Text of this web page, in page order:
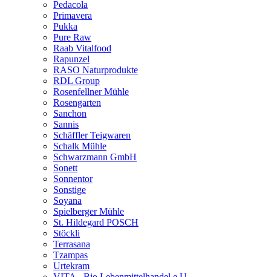
Pedacola
Primavera
Pukka
Pure Raw
Raab Vitalfood
Rapunzel
RASO Naturprodukte
RDL Group
Rosenfellner Mühle
Rosengarten
Sanchon
Sannis
Schäffler Teigwaren
Schalk Mühle
Schwarzmann GmbH
Sonett
Sonnentor
Sonstige
Soyana
Spielberger Mühle
St. Hildegard POSCH
Stöckli
Terrasana
Tzampas
Urtekram